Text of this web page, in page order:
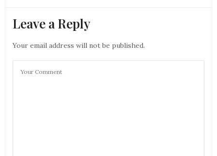
Leave a Reply
Your email address will not be published.